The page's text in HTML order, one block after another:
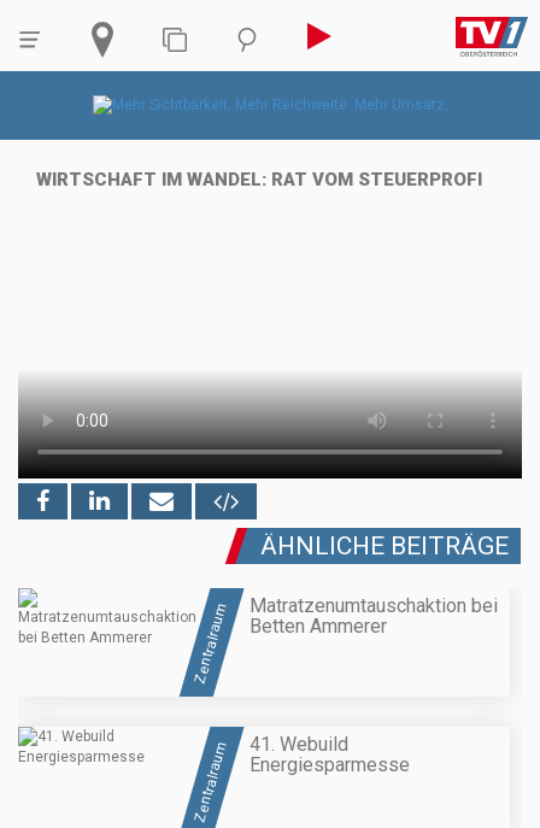
WIRTSCHAFT IM WANDEL: RAT VOM STEUERPROFI
ÄHNLICHE BEITRÄGE
Zentralraum
Matratzenumtauschaktion bei
Betten Ammerer
Zentralraum
41. Webuild
Energiesparmesse